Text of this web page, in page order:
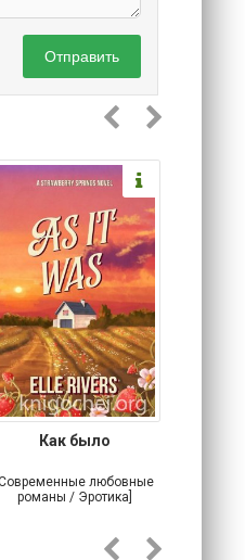
Отправить
Как было
любовные
романы / Эротика]